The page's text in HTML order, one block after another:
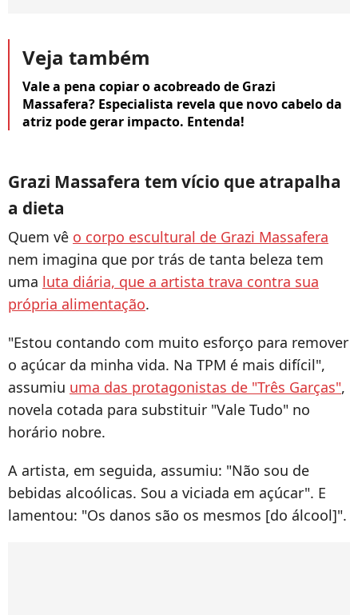
Veja também
Vale a pena copiar o acobreado de Grazi
Massafera? Especialista revela que novo cabelo da
atriz pode gerar impacto. Entenda!
Grazi Massafera tem vício que atrapalha
a dieta
Quem vê o corpo escultural de Grazi Massafera
nem imagina que por trás de tanta beleza tem
uma luta diária, que a artista trava contra sua
própria alimentação.
"Estou contando com muito esforço para remover
o açúcar da minha vida. Na TPM é mais difícil",
assumiu uma das protagonistas de "Três Garças",
novela cotada para substituir "Vale Tudo" no
horário nobre.
A artista, em seguida, assumiu: "Não sou de
bebidas alcoólicas. Sou a viciada em açúcar". E
lamentou: "Os danos são os mesmos [do álcool]".